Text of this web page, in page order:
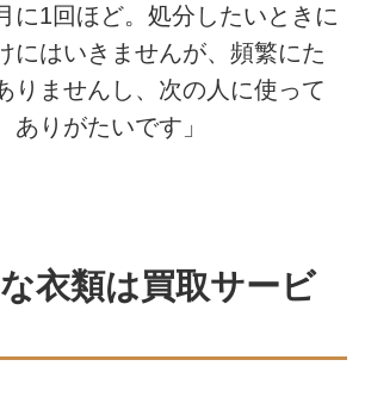
に1回ほど。処分したいときに
にはいきませんが、頻繁にた
りませんし、次の人に使って
ありがたいです」
衣類は買取サービ